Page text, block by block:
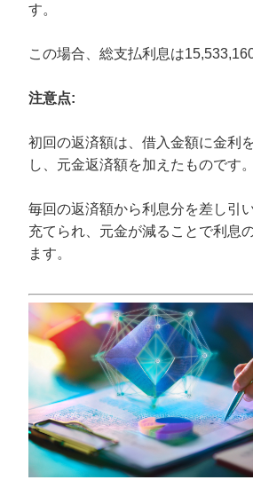
す。
この場合、総支払利息は
注意点:
初回の返済額は、借入金額に金利
し、元金返済額を加えたものです。
毎回の返済額から利息分を差し引
充てられ、元金が減ることで利息
ます。